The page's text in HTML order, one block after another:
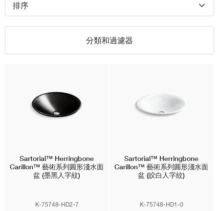
排序
分類和過濾器
Sartorial™ Herringbone
Carillon™ 藝術系列圓形淺水面
盆 (墨黑人字紋)
K-75748-HD2-7
Sartorial™ Herringbone
Carillon™ 藝術系列圓形淺水面
盆 (皎白人字紋)
K-75748-HD1-0